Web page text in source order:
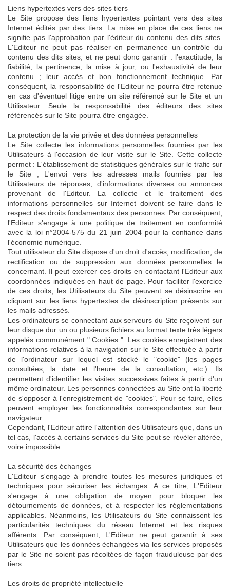
Liens hypertextes vers des sites tiers
Le Site propose des liens hypertextes pointant vers des sites
Internet édités par des tiers. La mise en place de ces liens ne
signifie pas l'approbation par l'éditeur du contenu des dits sites.
L'Editeur ne peut pas réaliser en permanence un contrôle du
contenu des dits sites, et ne peut donc garantir : l'exactitude, la
fiabilité, la pertinence, la mise à jour, ou l'exhaustivité de leur
contenu ; leur accès et bon fonctionnement technique. Par
conséquent, la responsabilité de l'Editeur ne pourra être retenue
en cas d'éventuel litige entre un site référencé sur le Site et un
Utilisateur. Seule la responsabilité des éditeurs des sites
référencés sur le Site pourra être engagée.
La protection de la vie privée et des données personnelles
Le Site collecte les informations personnelles fournies par les
Utilisateurs à l'occasion de leur visite sur le Site. Cette collecte
permet : L'établissement de statistiques générales sur le trafic sur
le Site ; L'envoi vers les adresses mails fournies par les
Utilisateurs de réponses, d'informations diverses ou annonces
provenant de l'Editeur. La collecte et le traitement des
informations personnelles sur Internet doivent se faire dans le
respect des droits fondamentaux des personnes. Par conséquent,
l'Editeur s'engage à une politique de traitement en conformité
avec la loi n°2004-575 du 21 juin 2004 pour la confiance dans
l'économie numérique.
Tout utilisateur du Site dispose d'un droit d'accès, modification, de
rectification ou de suppression aux données personnelles le
concernant. Il peut exercer ces droits en contactant l'Editeur aux
coordonnées indiquées en haut de page. Pour faciliter l'exercice
de ces droits, les Utilisateurs du Site peuvent se désinscrire en
cliquant sur les liens hypertextes de désinscription présents sur
les mails adressés.
Les ordinateurs se connectant aux serveurs du Site reçoivent sur
leur disque dur un ou plusieurs fichiers au format texte très légers
appelés communément " Cookies ". Les cookies enregistrent des
informations relatives à la navigation sur le Site effectuée à partir
de l'ordinateur sur lequel est stocké le "cookie" (les pages
consultées, la date et l'heure de la consultation, etc.). Ils
permettent d'identifier les visites successives faites à partir d'un
même ordinateur. Les personnes connectées au Site ont la liberté
de s'opposer à l'enregistrement de "cookies". Pour se faire, elles
peuvent employer les fonctionnalités correspondantes sur leur
navigateur.
Cependant, l'Editeur attire l'attention des Utilisateurs que, dans un
tel cas, l'accès à certains services du Site peut se révéler altérée,
voire impossible.
La sécurité des échanges
L'Editeur s'engage à prendre toutes les mesures juridiques et
techniques pour sécuriser les échanges. A ce titre, L'Editeur
s'engage à une obligation de moyen pour bloquer les
détournements de données, et à respecter les réglementations
applicables. Néanmoins, les Utilisateurs du Site connaissent les
particularités techniques du réseau Internet et les risques
afférents. Par conséquent, L'Editeur ne peut garantir à ses
Utilisateurs que les données échangées via les services proposés
par le Site ne soient pas récoltées de façon frauduleuse par des
tiers.
Les droits de propriété intellectuelle